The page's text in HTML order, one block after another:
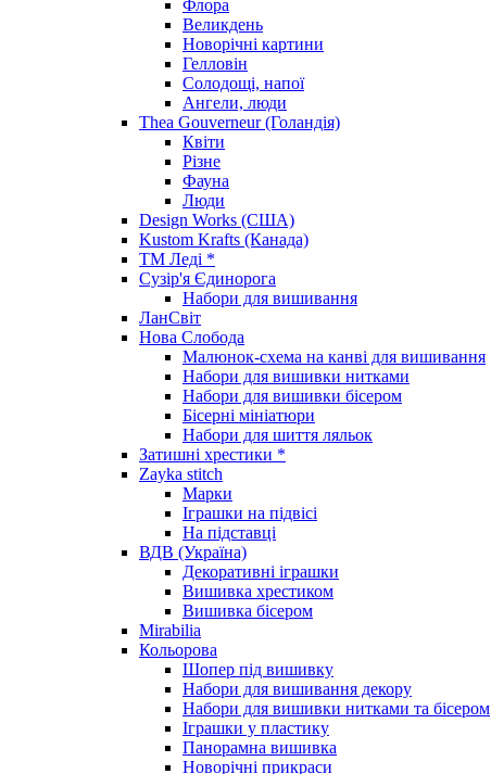
Флора
Великдень
Новорічні картини
Гелловін
Солодощі, напої
Ангели, люди
Thea Gouverneur (Голандія)
Квіти
Різне
Фауна
Люди
Design Works (США)
Kustom Krafts (Канада)
ТМ Леді *
Сузір'я Єдинорога
Набори для вишивання
ЛанСвіт
Нова Слобода
Малюнок-схема на канві для вишивання
Набори для вишивки нитками
Набори для вишивки бісером
Бісерні мініатюри
Набори для шиття ляльок
Затишні хрестики *
Zayka stitch
Марки
Іграшки на підвісі
На підставці
ВДВ (Україна)
Декоративні іграшки
Вишивка хрестиком
Вишивка бісером
Mirabilia
Кольорова
Шопер під вишивку
Набори для вишивання декору
Набори для вишивки нитками та бісером
Іграшки у пластику
Панорамна вишивка
Новорічні прикраси